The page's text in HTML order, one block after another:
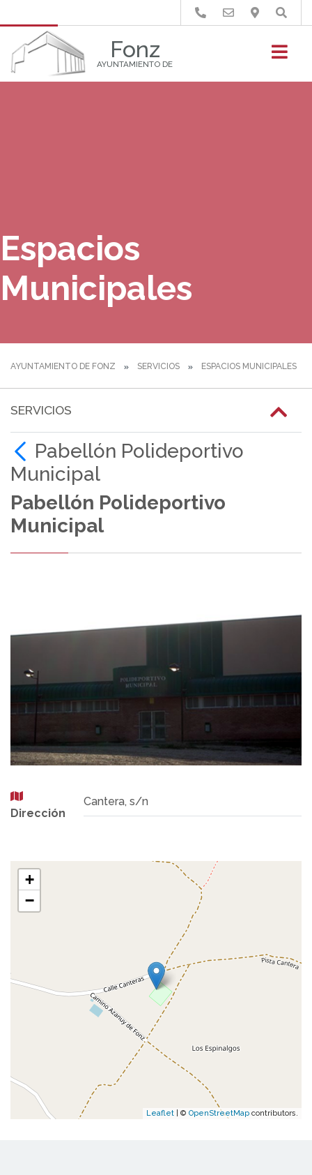
Fonz
AYUNTAMIENTO DE
Buscar
Espacios
Municipales
AYUNTAMIENTO DE FONZ SERVICIOS ESPACIOS MUNICIPALES
SERVICIOS
Pabellón Polideportivo
Municipal
Pabellón Polideportivo
Municipal
Dirección
Cantera, s/n
+
−
Leaflet | © OpenStreetMap contributors.